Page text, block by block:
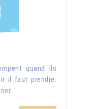
quand ils
il faut prendre.